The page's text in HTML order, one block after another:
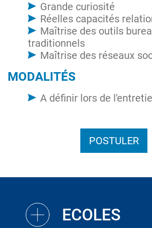
Grande curiosité
Réelles capacités
Maîtrise des outils
traditionnels
Maîtrise des réseaux
MODALITÉS
A définir lors de
POSTULER
ECOLES